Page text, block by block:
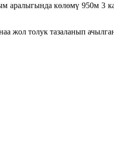
аралыгында көлөмү 950м 3
жол толук тазаланып